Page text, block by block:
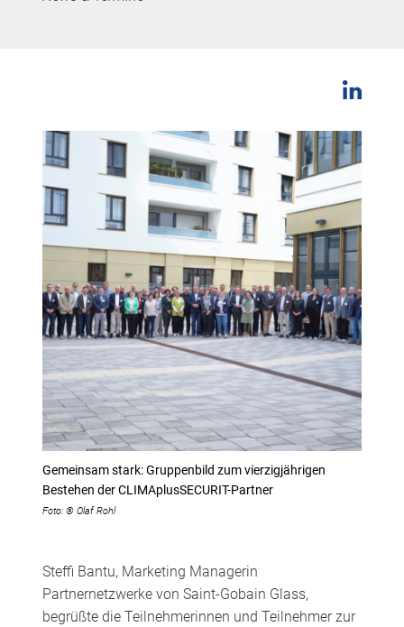
Gemeinsam stark: Gruppenbild zum vierzigjährigen
Bestehen der CLIMAplusSECURIT-Partner
Foto: ® Olaf Rohl
Steffi Bantu, Marketing Managerin
Partnernetzwerke von Saint-Gobain Glass,
begrüßte die Teilnehmerinnen und Teilnehmer zur